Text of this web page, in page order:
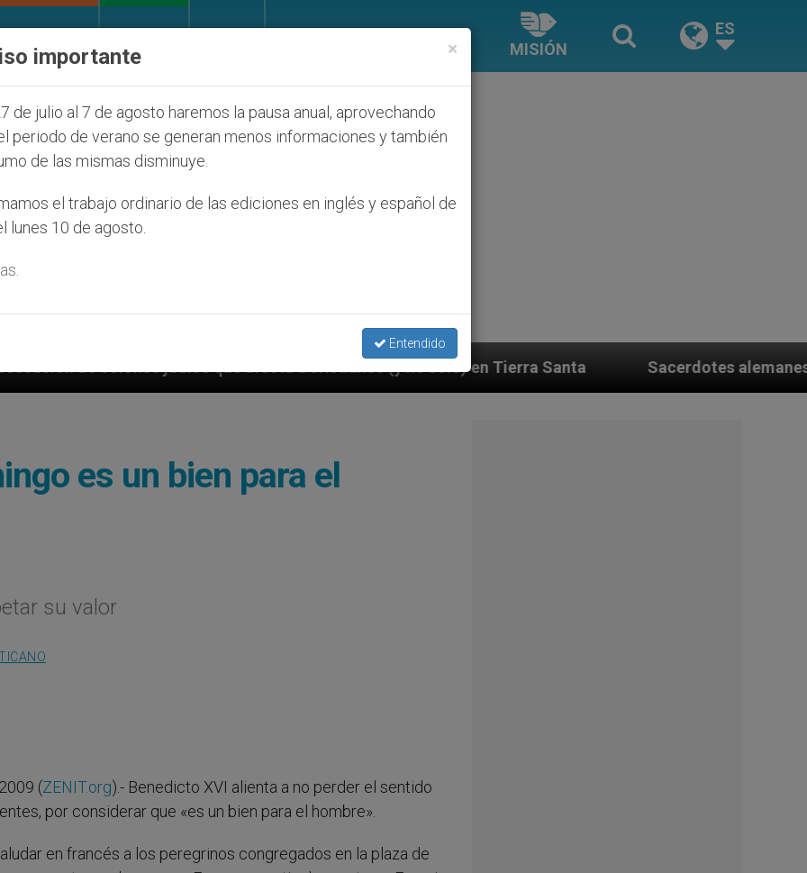
MISIÓN
ES
que afecta a cristianos (y no sólo) en Tierra Santa Sacerdotes alemanes fieles al Papa
es un bien para el
su valor
(ZENIT.org).- Benedicto XVI alienta a no perder el sentido
por considerar que «es un bien para el hombre».
en francés a los peregrinos congregados en la plaza de
×
importante
de julio al 7 de agosto haremos la pausa anual, aprovechando
periodo de verano se generan menos informaciones y también
de las mismas disminuye.
el trabajo ordinario de las ediciones en inglés y español de
lunes 10 de agosto.
Entendido